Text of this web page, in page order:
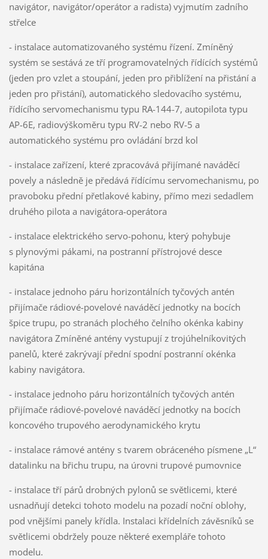
navigátor, navigátor/operátor a radista) vyjmutím zadního
střelce
- instalace automatizovaného systému řízení. Zmíněný
systém se sestává ze tří programovatelných řídících systémů
(jeden pro vzlet a stoupání, jeden pro přiblížení na přistání a
jeden pro přistání), automatického sledovacího systému,
řídícího servomechanismu typu RA-144-7, autopilota typu
AP-6E, radiovýškoměru typu RV-2 nebo RV-5 a
automatického systému pro ovládání brzd kol
- instalace zařízení, které zpracovává přijímané naváděcí
povely a následně je předává řídícímu servomechanismu, po
pravoboku přední přetlakové kabiny, přímo mezi sedadlem
druhého pilota a navigátora-operátora
- instalace elektrického servo-pohonu, který pohybuje
s plynovými pákami, na postranní přístrojové desce
kapitána
- instalace jednoho páru horizontálních tyčových antén
přijímače rádiové-povelové naváděcí jednotky na bocích
špice trupu, po stranách plochého čelního okénka kabiny
navigátora Zmíněné antény vystupují z trojúhelníkovitých
panelů, které zakrývají přední spodní postranní okénka
kabiny navigátora.
- instalace jednoho páru horizontálních tyčových antén
přijímače rádiové-povelové naváděcí jednotky na bocích
koncového trupového aerodynamického krytu
- instalace rámové antény s tvarem obráceného písmene „L“
datalinku na břichu trupu, na úrovni trupové pumovnice
- instalace tří párů drobných pylonů se světlicemi, které
usnadňují detekci tohoto modelu na pozadí noční oblohy,
pod vnějšími panely křídla. Instalaci křídelních závěsníků se
světlicemi obdržely pouze některé exempláře tohoto
modelu.